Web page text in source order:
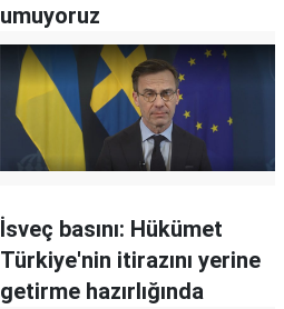
umuyoruz
İsveç basını: Hükümet
Türkiye'nin itirazını yerine
getirme hazırlığında